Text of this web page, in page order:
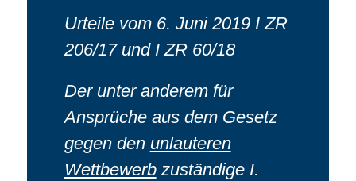
Urteile vom 6. Juni 2019 I ZR
206/17 und I ZR 60/18
Der unter anderem für
Ansprüche aus dem Gesetz
gegen den unlauteren
Wettbewerbzuständige I.